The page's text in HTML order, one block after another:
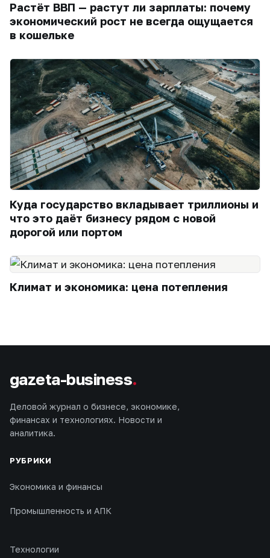
Растёт ВВП — растут ли зарплаты: почему
экономический рост не всегда ощущается
в кошельке
Куда государство вкладывает триллионы и
что это даёт бизнесу рядом с новой
дорогой или портом
Климат и экономика: цена потепления
gazeta-business.
Деловой журнал о бизнесе, экономике,
финансах и технологиях. Новости и
аналитика.
РУБРИКИ
Экономика и финансы
Промышленность и АПК
Технологии